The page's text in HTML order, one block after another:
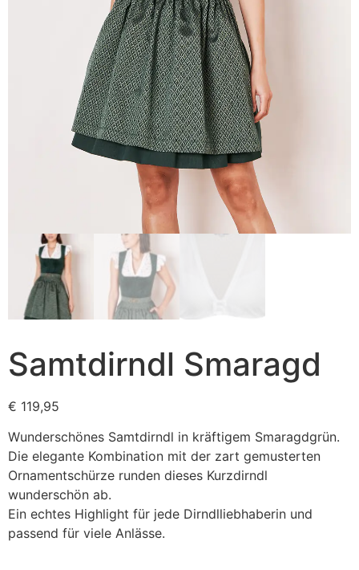
Samtdirndl Smaragd
€ 119,95
Wunderschönes Samtdirndl in kräftigem Smaragdgrün.
Die elegante Kombination mit der zart gemusterten
Ornamentschürze runden dieses Kurzdirndl
wunderschön ab.
Ein echtes Highlight für jede Dirndlliebhaberin und
passend für viele Anlässe.